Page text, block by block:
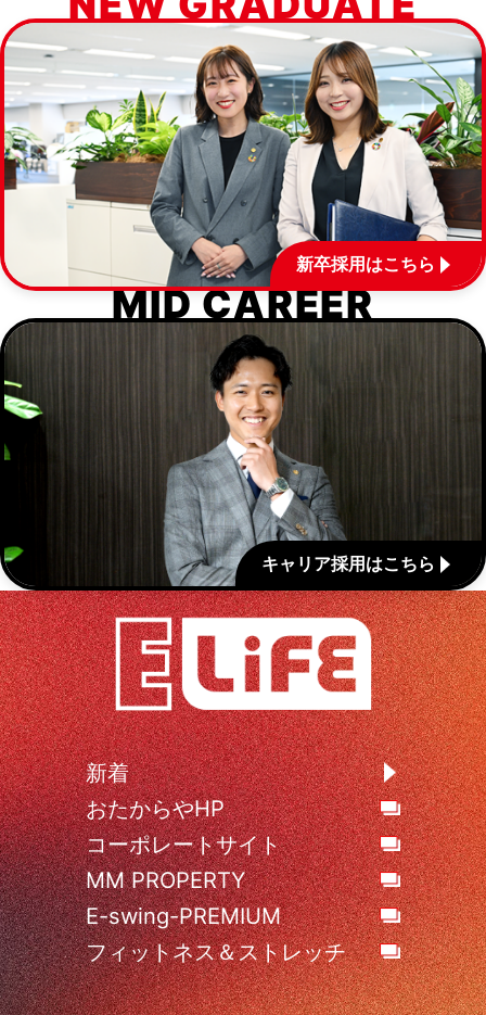
新卒採用はこちら
MID CAREER
キャリア採用はこちら
新着
おたからやHP
コーポレートサイト
MM PROPERTY
E-swing-PREMIUM
フィットネス＆ストレッチ